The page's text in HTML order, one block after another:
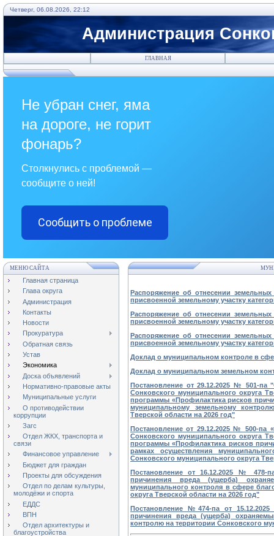
Четверг, 06.08.2026, 22:12
Администрация
ГЛАВНАЯ
Не убран снег, яма
на дороге, не горит
фонарь?
Столкнулись с проблемой —
сообщите о ней!
Сообщить о проблеме
МЕНЮ САЙТА
Главная страница
Глава округа
Администрация
Контакты
Новости
Прокуратура
Обратная связь
Устав
Экономика
Доска объявлений
Нормативно-правовые акты
Муниципальные услуги
О противодействии
коррупции
Загс
Отдел ЖКХ, транспорта и
связи
Финансовое управление
Бюджет для граждан
Проекты для обсуждения
Отдел по делам культуры,
молодёжи и спорта
ЕДДС
ВПН
Отдел архитектуры и
благоустройства
Распоряжение об отнесении
присвоенной земельному участку
Распоряжение об отнесении
присвоенной земельному участку
Распоряжение об отнесении
присвоенной земельному участку
Доклад о муниципальном контроле в
Доклад о муниципальном земельном
Постановление от 29.12.2025 № 501-па
Сонковского муниципального округа
программы «Профилактика рисков
муниципальному земельному
Тверской области на 2026 год"
Постановление от 29.12.2025 № 500-па
Сонковского муниципального округа
программы «Профилактика рисков
рамках осуществления
Сонковского муниципального округа
Постановление от 16.12.2025 № 478-
причинения вреда (ущерба)
муниципального контроля в сфере
округа Тверской области на 2026 год"
Постановление №474-па от
причинения вреда (ущерба)
контролю на территории Сонковского